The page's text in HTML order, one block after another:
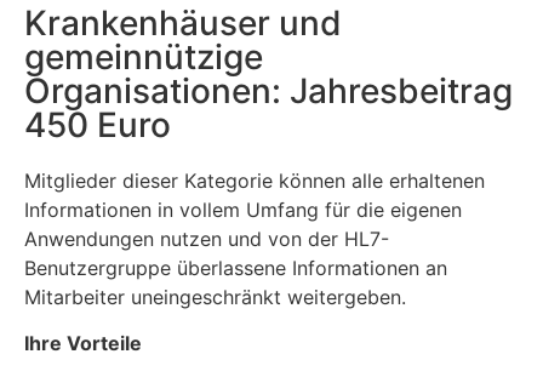
Krankenhäuser und
gemeinnützige
Organisationen: Jahresbeitrag
450 Euro
Mitglieder dieser Kategorie können alle erhaltenen
Informationen in vollem Umfang für die eigenen
Anwendungen nutzen und von der HL7-
Benutzergruppe überlassene Informationen an
Mitarbeiter uneingeschränkt weitergeben.
Ihre Vorteile